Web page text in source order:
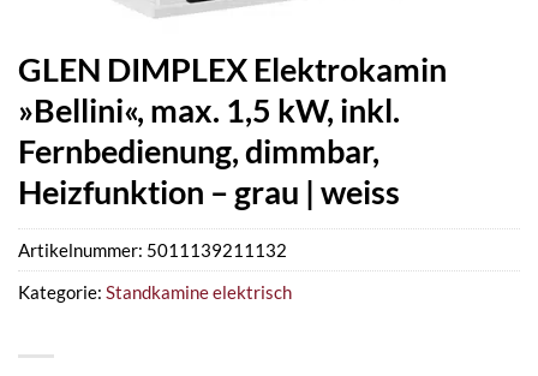
GLEN DIMPLEX Elektrokamin
»Bellini«, max. 1,5 kW, inkl.
Fernbedienung, dimmbar,
Heizfunktion – grau | weiss
Artikelnummer: 5011139211132
Kategorie: Standkamine elektrisch